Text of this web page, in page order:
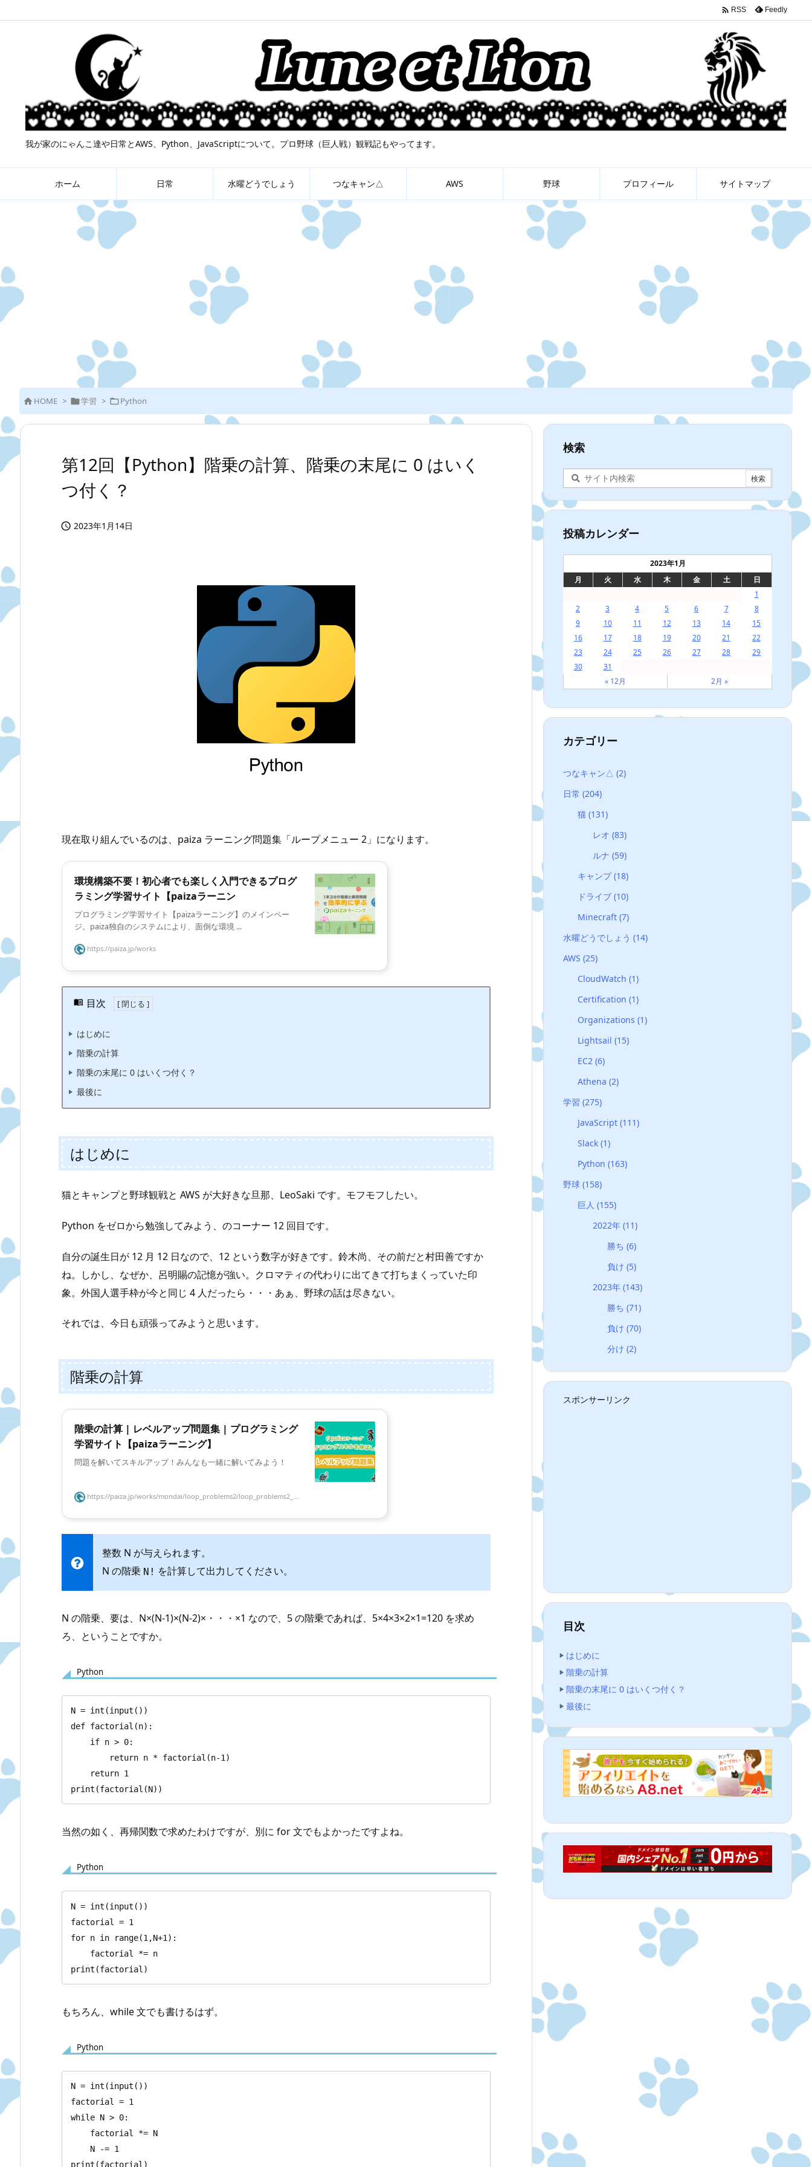
我が家のにゃんこ達や日常とAWS、Python、JavaScriptについて。プロ野球（巨人戦）観戦記もやってます。
ホーム 日常 水曜どうでしょう つなキャン△ AWS 野球 プロフィール サイトマップ
 RSS Feedly
 HOME > 学習 > Python
第12回【Python】階乗の計算、階乗の末尾に 0 はいく
つ付く？
 2023年1月14日
現在取り組んでいるのは、paiza ラーニング問題集「ループメニュー 2」になります。
環境構築不要！初心者でも楽しく入門できるプログ
ラミング学習サイト【paizaラーニン
プログラミング学習サイト【paizaラーニング】のメインペー
ジ。paiza独自のシステムにより、面倒な環境 ...
https://paiza.jp/works
目次
はじめに
階乗の計算
階乗の末尾に 0 はいくつ付く？
最後に
はじめに
猫とキャンプと野球観戦と AWS が大好きな旦那、LeoSaki です。モフモフしたい。
Python をゼロから勉強してみよう、のコーナー 12 回目です。
自分の誕生日が 12 月 12 日なので、12 という数字が好きです。鈴木尚、その前だと村田善ですか
ね。しかし、なぜか、呂明賜の記憶が強い。クロマティの代わりに出てきて打ちまくっていた印
象。外国人選手枠が今と同じ 4 人だったら・・・あぁ、野球の話は尽きない。
それでは、今日も頑張ってみようと思います。
階乗の計算
階乗の計算 | レベルアップ問題集 | プログラミング
学習サイト【paizaラーニング】
問題を解いてスキルアップ！みんなも一緒に解いてみよう！
https://paiza.jp/works/mondai/loop_problems2/loop_problems2_...
整数 N が与えられます。
N の階乗 N! を計算して出力してください。
N の階乗、要は、N×(N-1)×(N-2)×・・・×1 なので、5 の階乗であれば、5×4×3×2×1=120 を求め
ろ、ということですか。
Python
N = int(input())
def factorial(n):
print(factorial(N))
当然の如く、再帰関数で求めたわけですが、別に for 文でもよかったですよね。
Python
N = int(input())
factorial = 1
for n in range(1,N+1):
print(factorial)
もちろん、while 文でも書けるはず。
Python
N = int(input())
factorial = 1
while N > 0:
print(factorial)
検索
投稿カレンダー
2023年1月
月
火 水 木 金 土
日
1
2
3 4 5 6 7
8
9
10 11 12 13 14
15
16
17 18 19 20 21
22
23
24 25 26 27 28
29
30
31
« 12月
2月 »
カテゴリー
つなキャン△ (2)
日常 (204)
猫(131)
レオ (83)
ルナ (59)
キャンプ(18)
ドライブ(10)
Minecraft(7)
水曜どうでしょう (14)
AWS (25)
CloudWatch(1)
Certification(1)
Organizations(1)
Lightsail(15)
EC2(6)
Athena(2)
学習 (275)
JavaScript(111)
Slack(1)
Python(163)
野球 (158)
巨人(155)
2022年 (11)
勝ち(6)
負け(5)
2023年 (143)
勝ち(71)
負け(70)
分け(2)
スポンサーリンク
目次
はじめに
階乗の計算
階乗の末尾に 0 はいくつ付く？
最後に